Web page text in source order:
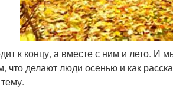
к концу, а вместе с ним и лето.
что делают люди осенью и как